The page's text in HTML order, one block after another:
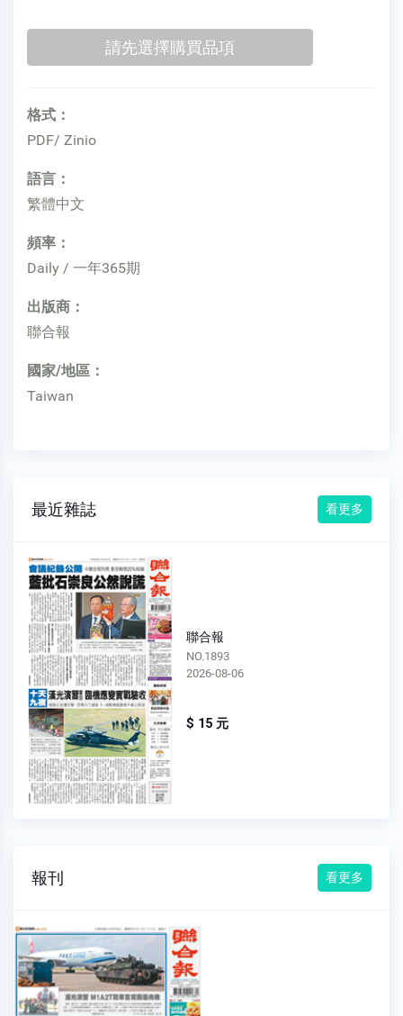
格式：
PDF/ Zinio
語言：
繁體中文
頻率：
Daily / 一年365期
出版商：
聯合報
國家/地區：
Taiwan
最近雜誌 看更多
聯合報
NO.1893
2026-08-06
$ 15 元
報刊 看更多